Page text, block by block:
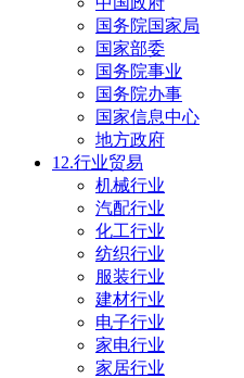
国务院国家局
国家部委
国务院事业
国务院办事
国家信息中心
地方政府
12.行业贸易
机械行业
汽配行业
化工行业
纺织行业
服装行业
建材行业
电子行业
家电行业
家居行业